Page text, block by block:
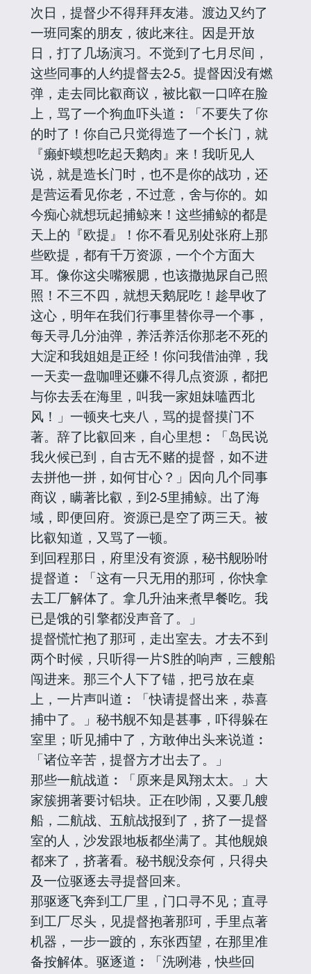
次日，提督少不得拜拜友港。渡边又约了
一班同案的朋友，彼此来往。因是开放
日，打了几场演习。不觉到了七月尽间，
这些同事的人约提督去2-5。提督因没有燃
弹，走去同比叡商议，被比叡一口啐在脸
上，骂了一个狗血吓头道︰「不要失了你
的时了！你自己只觉得造了一个长门，就
『癞虾蟆想吃起天鹅肉』来！我听见人
说，就是造长门时，也不是你的战功，还
是营运看见你老，不过意，舍与你的。如
今痴心就想玩起捕鲸来！这些捕鲸的都是
天上的『欧提』！你不看见别处张府上那
些欧提，都有千万资源，一个个方面大
耳。像你这尖嘴猴腮，也该撒抛尿自己照
照！不三不四，就想天鹅屁吃！趁早收了
这心，明年在我们行事里替你寻一个事，
每天寻几分油弹，养活养活你那老不死的
大淀和我姐姐是正经！你问我借油弹，我
一天卖一盘咖哩还赚不得几点资源，都把
与你去丢在海里，叫我一家姐妹嗑西北
风！」一顿夹七夹八，骂的提督摸门不
著。辞了比叡回来，自心里想︰「岛民说
我火候已到，自古无不赌的提督，如不进
去拼他一拼，如何甘心？」因向几个同事
商议，瞒著比叡，到2-5里捕鲸。出了海
域，即便回府。资源已是空了两三天。被
比叡知道，又骂了一顿。
到回程那日，府里没有资源，秘书舰吩咐
提督道︰「这有一只无用的那珂，你快拿
去工厂解体了。拿几升油来煮早餐吃。我
已是饿的引擎都没声音了。」
提督慌忙抱了那珂，走出室去。才去不到
两个时候，只听得一片S胜的响声，三艘船
闯进来。那三个人下了锚，把弓放在桌
上，一片声叫道︰「快请提督出来，恭喜
捕中了。」秘书舰不知是甚事，吓得躲在
室里；听见捕中了，方敢伸出头来说道︰
「诸位辛苦，提督方才出去了。」
那些一航战道︰「原来是凤翔太太。」大
家簇拥著要讨铝块。正在吵闹，又要几艘
船，二航战、五航战报到了，挤了一提督
室的人，沙发跟地板都坐满了。其他舰娘
都来了，挤著看。秘书舰没奈何，只得央
及一位驱逐去寻提督回来。
那驱逐飞奔到工厂里，门口寻不见；直寻
到工厂尽头，见提督抱著那珂，手里点著
机器，一步一踱的，东张西望，在那里准
备按解体。驱逐道︰「洗咧港，快些回